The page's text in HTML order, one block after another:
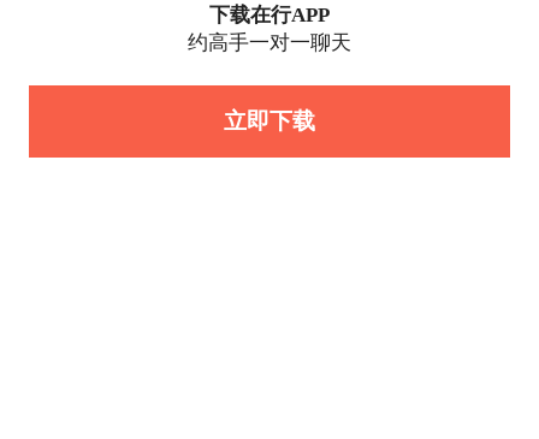
下载在行APP
约高手一对一聊天
立即下载